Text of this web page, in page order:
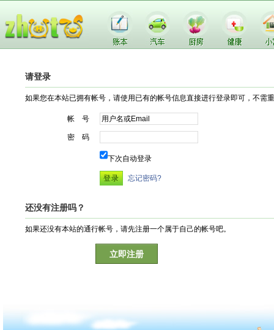
请登录
如果您在本站已拥有帐号，请使用已有的帐号信息直接进行登录即可，不需
帐 号
密 码
下次自动登录
忘记密码?
还没有注册吗？
如果还没有本站的通行帐号，请先注册一个属于自己的帐号吧。
立即注册